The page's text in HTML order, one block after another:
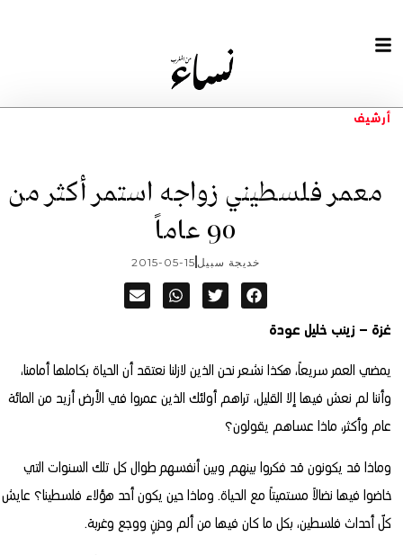
أرشيف
معمر فلسطيني زواجه استمر أكثر من
90 عاماً
خديجة سبيل 2015-05-15
غزة – زينب خليل عودة
يمضي العمر سريعاً، هكذا نشعر نحن الذين لازلنا نعتقد أن الحياة بكاملها أمامنا،
وأننا لم نعش فيها إلا القليل، تراهم أولئك الذين عمروا في الأرض أزيد من المائة
عام وأكثر، ماذا عساهم يقولون؟
وماذا قد يكونون قد فكروا بينهم وبين أنفسهم طوال كل تلك السنوات التي
خاضوا فيها نضالاً مستميتاً مع الحياة. وماذا حين يكون أحد هؤلاء فلسطينا؟ عايش
كلّ أحداث فلسطين، بكل ما كان فيها من ألم وحزنٍ ووجع وغربة.